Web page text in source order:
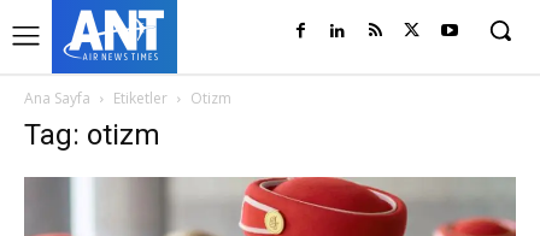
Ana Sayfa Etiketler Otizm
Tag: otizm